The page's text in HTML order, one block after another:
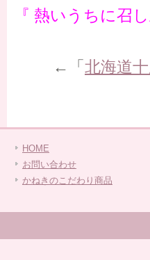
『 熱いうちに召
←「 北海道
HOME
お問い合わせ
かねきのこだわり商品